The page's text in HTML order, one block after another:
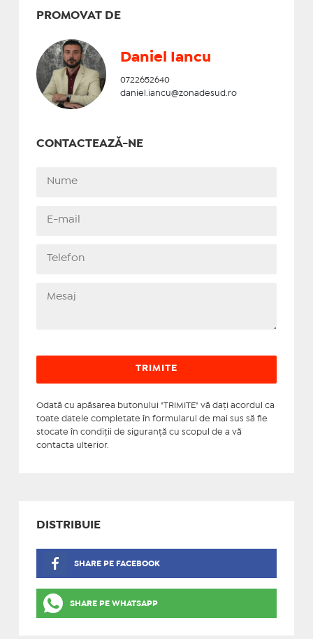
PROMOVAT DE
Daniel Iancu
0722652640
daniel.iancu@zonadesud.ro
CONTACTEAZĂ-NE
Odată cu apăsarea butonului "TRIMITE" vă daţi acordul ca
toate datele completate în formularul de mai sus să fie
stocate în condiţii de siguranţă cu scopul de a vă
contacta ulterior.
DISTRIBUIE
SHARE PE FACEBOOK
SHARE PE WHATSAPP